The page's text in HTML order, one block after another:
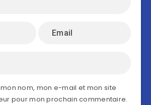
nom, mon e-mail et mon site
pour mon prochain commentaire.